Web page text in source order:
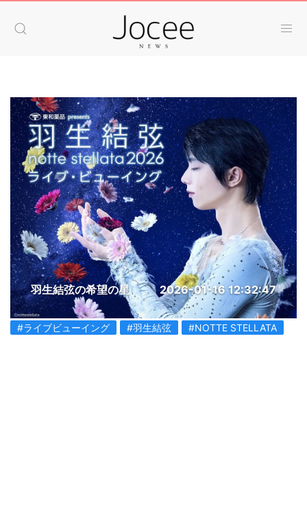
羽生結弦の希望の星 2026-01-16 12:32:47
#ライブビューイング #羽生結弦 #NOTTE STELLATA